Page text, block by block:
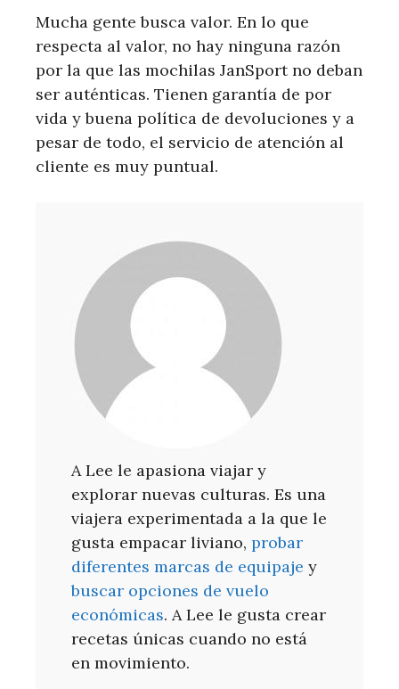
Mucha gente busca valor. En lo que
respecta al valor, no hay ninguna razón
por la que las mochilas JanSport no deban
ser auténticas. Tienen garantía de por
vida y buena política de devoluciones y a
pesar de todo, el servicio de atención al
cliente es muy puntual.
A Lee le apasiona viajar y
explorar nuevas culturas. Es una
viajera experimentada a la que le
gusta empacar liviano, probar
diferentes marcas de equipaje y
buscar opciones de vuelo
económicas. A Lee le gusta crear
recetas únicas cuando no está
en movimiento.